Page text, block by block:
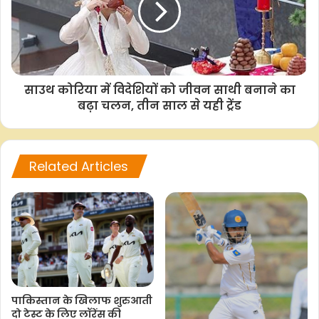
F
a
c
b
o
W
h
a
s
p
T
w
t
t
r
C
o
p
y
L
n
S
h
a
r
e
साउथ कोरिया में विदेशियों को जीवन साथी बनाने का
बढ़ा चलन, तीन साल से यही ट्रेंड
Related Articles
पाकिस्तान के खिलाफ शुरुआती
दो टेस्ट के लिए लॉरेंस की